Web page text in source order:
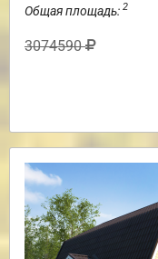
Общая площадь: 2
3074590